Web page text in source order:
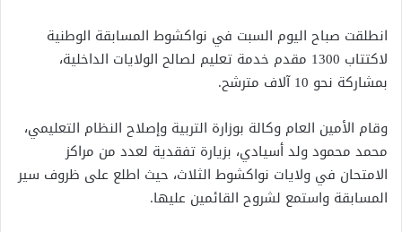
انطلقت صباح اليوم السبت في نواكشوط المسابقة الوطنية
لاكتتاب 1300 مقدم خدمة تعليم لصالح الولايات الداخلية،
بمشاركة نحو 10 آلاف مترشح.
وقام الأمين العام وكالة بوزارة التربية وإصلاح النظام التعليمي،
محمد محمود ولد أسيادي، بزيارة تفقدية لعدد من مراكز
الامتحان في ولايات نواكشوط الثلاث، حيث اطلع على ظروف سير
المسابقة واستمع لشروح القائمين عليها.